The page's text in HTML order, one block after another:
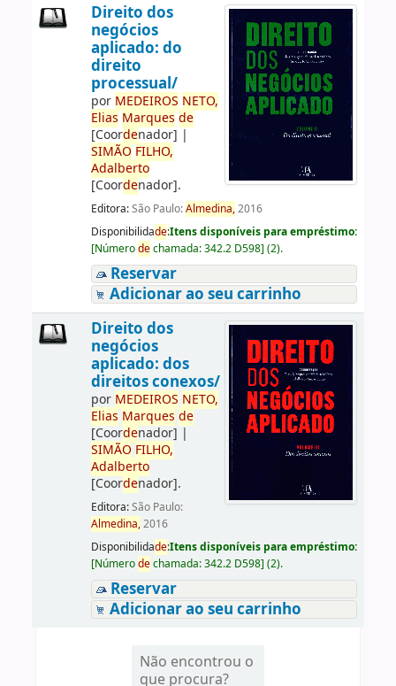
Direito dos
negócios
aplicado: do
direito
processual/
por MEDEIROS NETO,
Elias Marques de
[Coordenador] |
SIMÃO FILHO,
Adalberto
[Coordenador].
Editora:São Paulo:Almedina,2016
Disponibilidade:Itens disponíveis para empréstimo:
[Númerodechamada:342.2 D598] (2).
Reservar
Adicionar ao seu carrinho
Direito dos
negócios
aplicado: dos
direitos conexos/
por MEDEIROS NETO,
Elias Marques de
[Coordenador] |
SIMÃO FILHO,
Adalberto
[Coordenador].
Editora:São Paulo:
Almedina,2016
Disponibilidade:Itens disponíveis para empréstimo:
[Númerodechamada:342.2 D598] (2).
Reservar
Adicionar ao seu carrinho
Não encontrou o
que procura?